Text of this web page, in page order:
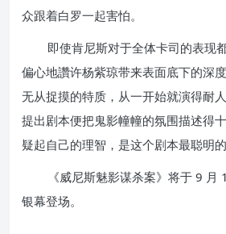
众跟着白罗一起害怕。
即使肯尼斯对于全体卡司的表现
偏心地讚许杨紫琼带来表面底下的深
无从捉摸的特质，从一开始就演得耐
提出剧本便把鬼影幢幢的氛围描述得
疑起自己的理智，是这个剧本最聪明的
《威尼斯魅影谋杀案》将于 9 月
银幕登场。